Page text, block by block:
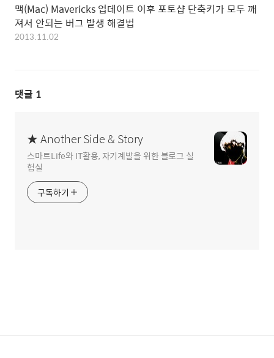
맥(Mac) Mavericks 업데이트 이후 포토샵 단축키가 모두 깨
져서 안되는 버그 발생 해결법
2013.11.02
댓글 1
★ Another Side & Story
스마트Life와 IT활용, 자기계발을 위한 블로그 실
험실
구독하기